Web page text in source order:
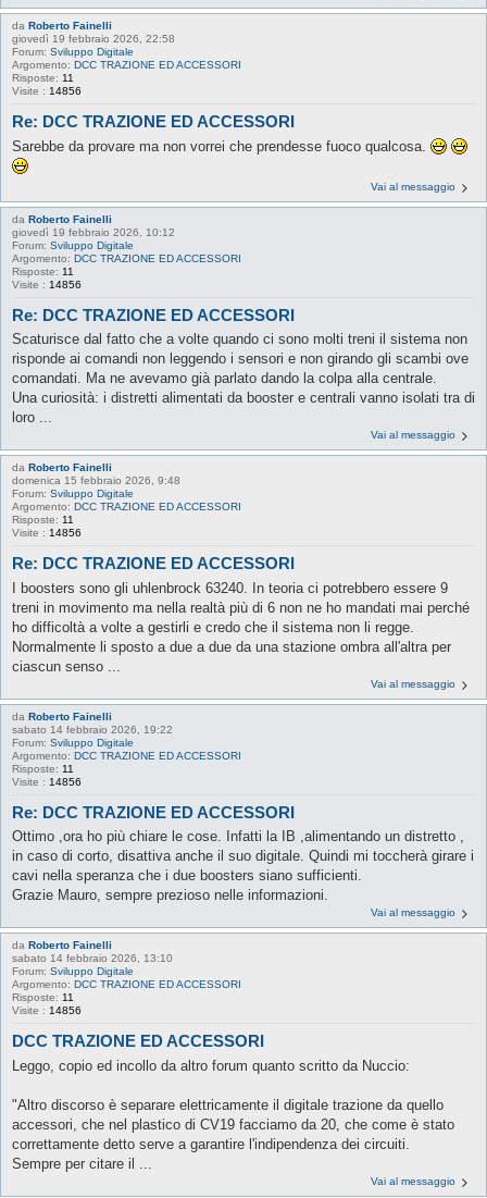
da Roberto Fainelli
giovedì 19 febbraio 2026, 22:58
Forum: Sviluppo Digitale
Argomento: DCC TRAZIONE ED ACCESSORI
Risposte: 11
Visite : 14856
Re: DCC TRAZIONE ED ACCESSORI
Sarebbe da provare ma non vorrei che prendesse fuoco qualcosa.
Vai al messaggio
da Roberto Fainelli
giovedì 19 febbraio 2026, 10:12
Forum: Sviluppo Digitale
Argomento: DCC TRAZIONE ED ACCESSORI
Risposte: 11
Visite : 14856
Re: DCC TRAZIONE ED ACCESSORI
Scaturisce dal fatto che a volte quando ci sono molti treni il sistema non
risponde ai comandi non leggendo i sensori e non girando gli scambi ove
comandati. Ma ne avevamo già parlato dando la colpa alla centrale.
Una curiosità: i distretti alimentati da booster e centrali vanno isolati tra di
loro ...
Vai al messaggio
da Roberto Fainelli
domenica 15 febbraio 2026, 9:48
Forum: Sviluppo Digitale
Argomento: DCC TRAZIONE ED ACCESSORI
Risposte: 11
Visite : 14856
Re: DCC TRAZIONE ED ACCESSORI
I boosters sono gli uhlenbrock 63240. In teoria ci potrebbero essere 9
treni in movimento ma nella realtà più di 6 non ne ho mandati mai perché
ho difficoltà a volte a gestirli e credo che il sistema non li regge.
Normalmente li sposto a due a due da una stazione ombra all'altra per
ciascun senso ...
Vai al messaggio
da Roberto Fainelli
sabato 14 febbraio 2026, 19:22
Forum: Sviluppo Digitale
Argomento: DCC TRAZIONE ED ACCESSORI
Risposte: 11
Visite : 14856
Re: DCC TRAZIONE ED ACCESSORI
Ottimo ,ora ho più chiare le cose. Infatti la IB ,alimentando un distretto ,
in caso di corto, disattiva anche il suo digitale. Quindi mi toccherà girare i
cavi nella speranza che i due boosters siano sufficienti.
Grazie Mauro, sempre prezioso nelle informazioni.
Vai al messaggio
da Roberto Fainelli
sabato 14 febbraio 2026, 13:10
Forum: Sviluppo Digitale
Argomento: DCC TRAZIONE ED ACCESSORI
Risposte: 11
Visite : 14856
DCC TRAZIONE ED ACCESSORI
Leggo, copio ed incollo da altro forum quanto scritto da Nuccio:
"Altro discorso è separare elettricamente il digitale trazione da quello
accessori, che nel plastico di CV19 facciamo da 20, che come è stato
correttamente detto serve a garantire l'indipendenza dei circuiti.
Sempre per citare il ...
Vai al messaggio